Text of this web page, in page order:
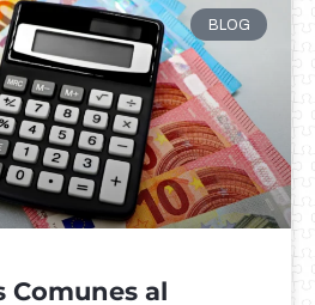
BLOG
Comunes al